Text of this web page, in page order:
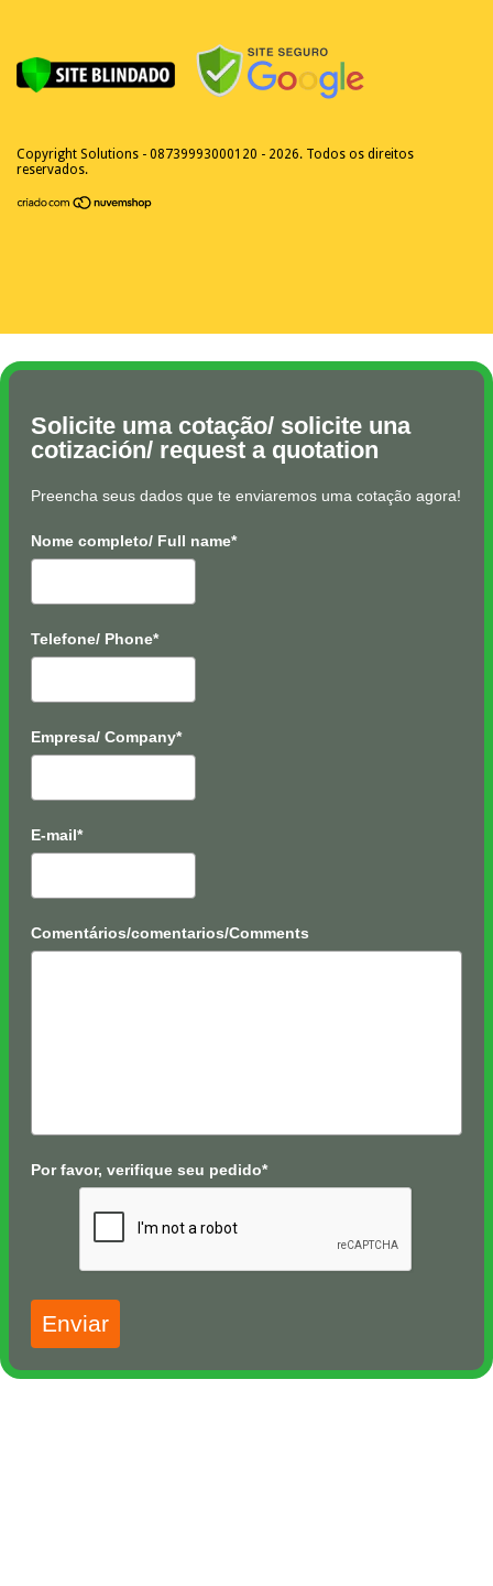
Copyright Solutions - 08739993000120 - 2026. Todos os direitos
reservados.
Solicite uma cotação/ solicite una
cotización/ request a quotation
Preencha seus dados que te enviaremos uma cotação agora!
Nome completo/ Full name*
Telefone/ Phone*
Empresa/ Company*
E-mail*
Comentários/comentarios/Comments
Por favor, verifique seu pedido*
Enviar